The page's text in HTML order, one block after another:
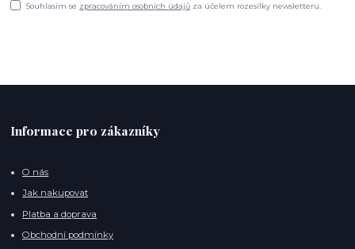
Souhlasím se zpracováním osobních údajů za účelem rozesílky newsletteru.
Informace pro zákazníky
O nás
Jak nakupovat
Platba a doprava
Obchodní podmínky